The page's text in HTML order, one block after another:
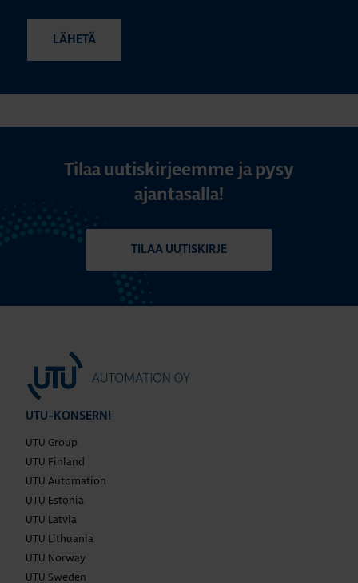
Tilaa uutiskirjeemme ja pysy
ajantasalla!
TILAA UUTISKIRJE
UTU-KONSERNI
UTU Group
UTU Finland
UTU Automation
UTU Estonia
UTU Latvia
UTU Lithuania
UTU Norway
UTU Sweden